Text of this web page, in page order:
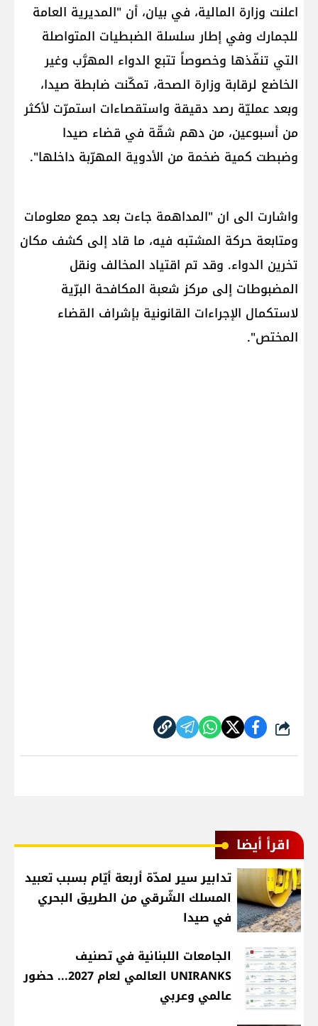
اعلنت وزارة المالية، في بيان، أن "المديرية العامة
للجمارك وفي إطار سلسلة الضبطيات المتواصلة
التي تنفّذها وخصوصاً تتبع الدواء المهرَّب وغير
الخاضع لرقابة وزارة الصحة، تمكّنت ضابطة صيدا،
وبعد عمليّة رصد دقيقة واستقصاءات استمرّت لأكثر
من أسبوعين، من دهم شقّة في قضاء صيدا
وضبطت كمية ضخمة من الأدوية المهرّبة داخلها".
واشارت الى ان "المداهمة جاءت بعد جمع معلومات
ومتابعة حركة المشتبه فيه، ما قاد إلى كشف مكان
تخرين الدواء. وقد تم اقتياد المخالف ونقل
المضبوطات إلى مركز شعبة المكافحة البرّية
لاستكمال الإجراءات القانونية بإشراف القضاء
المختص".
شارك
اقرأ أيضا
تدابير سير لمدّة أربعة أيّام بسبب تعبيد
المسلك الشّرقي من الطريق البحري
في صيدا
الجامعات اللبنانية في تصنيف
UNIRANKS العالمي لعام 2027... حضور
عالمي وعربي